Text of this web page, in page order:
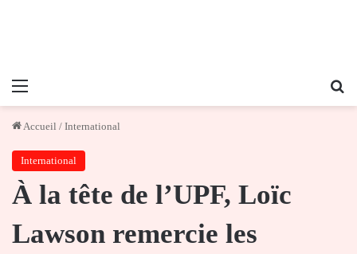
Menu
Accueil / International
International
À la tête de l’UPF, Loïc
Lawson remercie les